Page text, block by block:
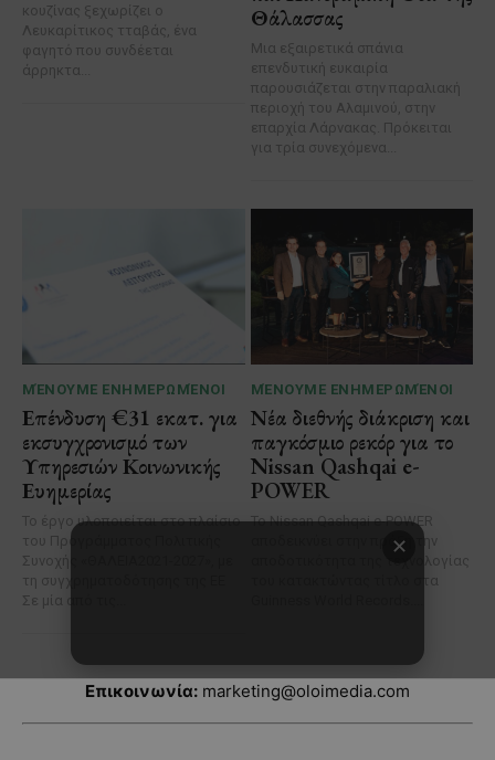
Επικοινωνία: marketing@oloimedia.com